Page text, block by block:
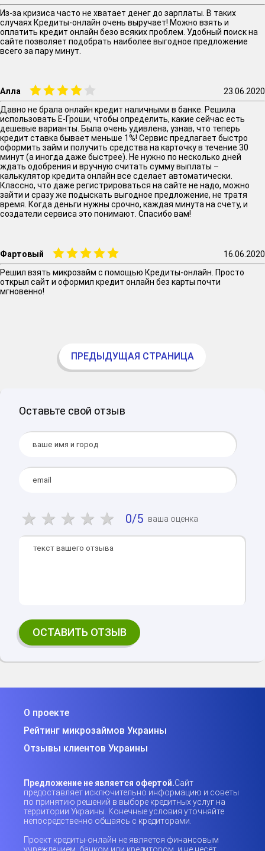
Из-за кризиса часто не хватает денег до зарплаты. В таких
случаях Кредиты-онлайн очень выручает! Можно взять и
оплатить кредит онлайн безо всяких проблем. Удобный поиск на
сайте позволяет подобрать наиболее выгодное предложение
всего за пару минут.
Алла
23.06.2020
Давно не брала онлайн кредит наличными в банке. Решила
использовать Е-Гроши, чтобы определить, какие сейчас есть
дешевые варианты. Была очень удивлена, узнав, что теперь
кредит ставка бывает меньше 1%! Сервис предлагает быстро
оформить займ и получить средства на карточку в течение 30
минут (а иногда даже быстрее). Не нужно по несколько дней
ждать одобрения и вручную считать сумму выплаты –
калькулятор кредита онлайн все сделает автоматически.
Классно, что даже регистрироваться на сайте не надо, можно
зайти и сразу же подыскать выгодное предложение, не тратя
время. Когда деньги нужны срочно, каждая минута на счету, и
создатели сервиса это понимают. Спасибо вам!
Фартовый
16.06.2020
Решил взять микрозайм с помощью Кредиты-онлайн. Просто
открыл сайт и оформил кредит онлайн без карты почти
мгновенно!
ПРЕДЫДУЩАЯ СТРАНИЦА
Оставьте свой отзыв
0/5 ваша оценка
О проекте
Рейтинг микрозаймов Украины
Отзывы клиентов Украины
Предложение не является офертой.Сайт
предоставляет исключительно информацию и советы
по принятию решений в выборе кредитных услуг на
территории Украины. Конечные условия уточняйте
непосредственно общаясь с кредиторами.
Проект кредиты-онлайн не является финансовым